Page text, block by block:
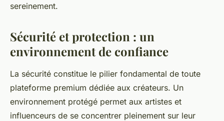
sereinement.
Sécurité et protection : un
environnement de confiance
La sécurité constitue le pilier fondamental de toute
plateforme premium dédiée aux créateurs. Un
environnement protégé permet aux artistes et
influenceurs de se concentrer pleinement sur leur